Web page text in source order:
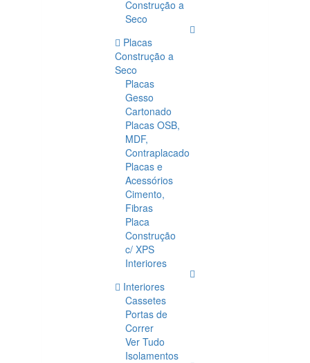
Construção a
Seco
Placas
Construção a
Seco
Placas
Gesso
Cartonado
Placas OSB,
MDF,
Contraplacado
Placas e
Acessórios
Cimento,
Fibras
Placa
Construção
c/ XPS
Interiores
Interiores
Cassetes
Portas de
Correr
Ver Tudo
Isolamentos